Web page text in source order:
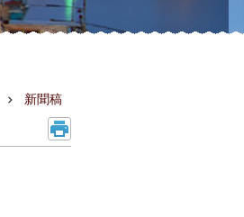
新聞稿